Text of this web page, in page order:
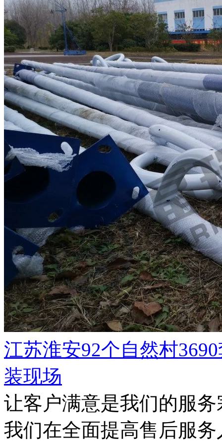
江苏淮安92个自然村
装现场
让客户满意是我们的服务
我们在全面提高售后服